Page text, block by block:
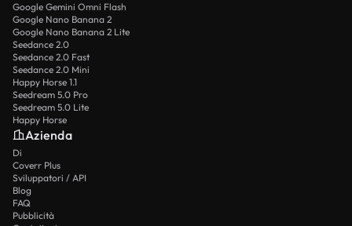
Google Gemini Omni Flash
Google Nano Banana 2
Google Nano Banana 2 Lite
Seedance 2.0
Seedance 2.0 Fast
Seedance 2.0 Mini
Happy Horse 1.1
Seedream 5.0 Pro
Seedream 5.0 Lite
Happy Horse
Azienda
Di
Coverr Plus
Sviluppatori / API
Blog
FAQ
Pubblicità